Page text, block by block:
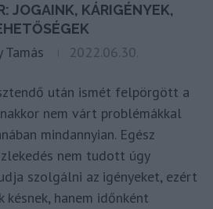
JOGAINK, KÁRIGÉNYEK,
Tamás 2022.06.30.
után ismét felpörgött a
nem várt problémákkal
mindannyian. Egész
nem tudott úgy
szolgálni az igényeket, ezért
késnek, hanem időnként